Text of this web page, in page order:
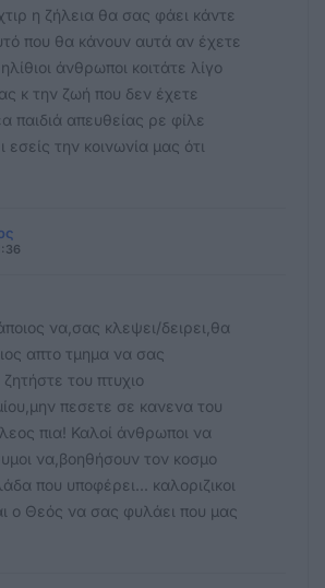
χτιρ η ζήλεια θα σας φάει κάντε
που θα κάνουν αυτά αν έχετε
άνθρωποι κοιτάτε λίγο
κ την ζωή που δεν έχετε
παιδιά απευθείας ρε φίλε
εσείς την κοινωνία μας ότι
να,σας κλεψει/δειρει,θα
απτο τμημα να σας
του πτυχιο
πεσετε σε κανενα του
πια! Καλοί άνθρωποι να
να,βοηθήσουν τον κοσμο
που υποφέρει... καλοριζικοι
ο Θεός να σας φυλάει που μας